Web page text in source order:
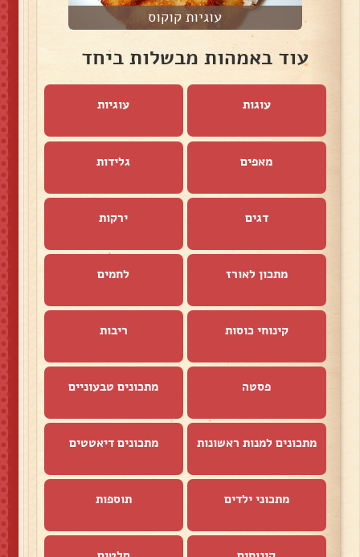
עוגיות קוקוס
עוד באמהות מבשלות ביחד
עוגות עוגיות
מאפים גלידות
דגים ירקות
מתכון לאורז לחמים
קינוחי כוסות ריבות
פסטה מתכונים טבעוניים
מתכונים למנות ראשונות מתכונים דיאטטים
מתכוני ילדים תוספות